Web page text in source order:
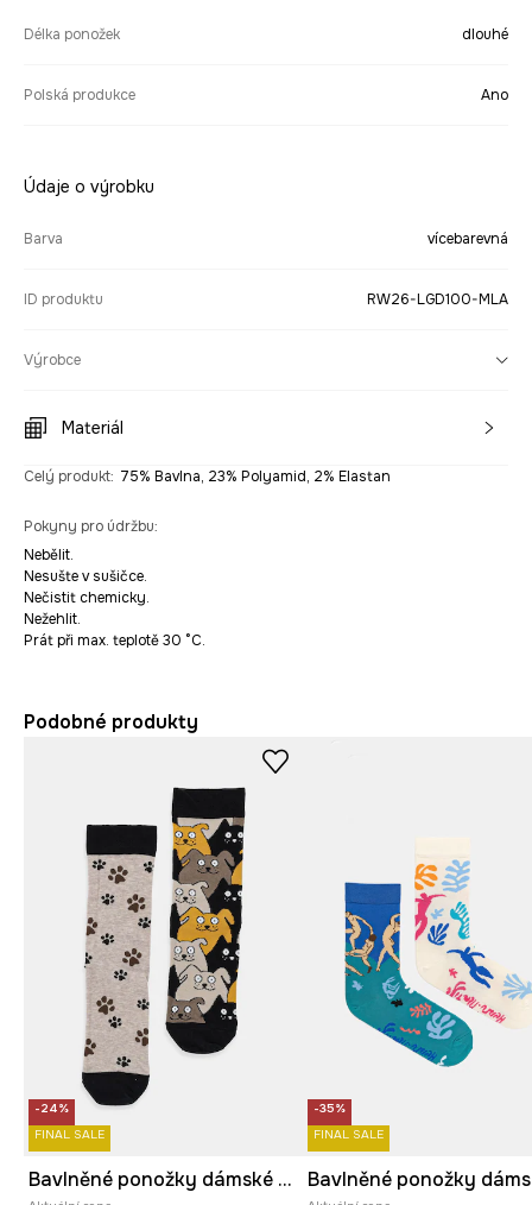
Délka ponožek dlouhé
Polská produkce Ano
Údaje o výrobku
Barva vícebarevná
ID produktu RW26-LGD100-MLA
Výrobce
Materiál
Celý produkt: 75% Bavlna, 23% Polyamid, 2% Elastan
Pokyny pro údržbu:
Nebělit.
Nesušte v sušičce.
Nečistit chemicky.
Nežehlit.
Prát při max. teplotě 30 °C.
Podobné produkty
-24%
FINAL SALE
Bavlněné ponožky dámské se vzorem psů (2-pack)
-35%
FINAL SALE